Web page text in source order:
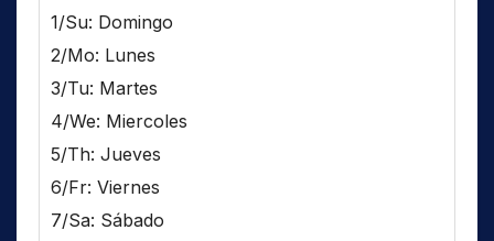
1/Su: Domingo
2/Mo: Lunes
3/Tu: Martes
4/We: Miercoles
5/Th: Jueves
6/Fr: Viernes
7/Sa: Sábado